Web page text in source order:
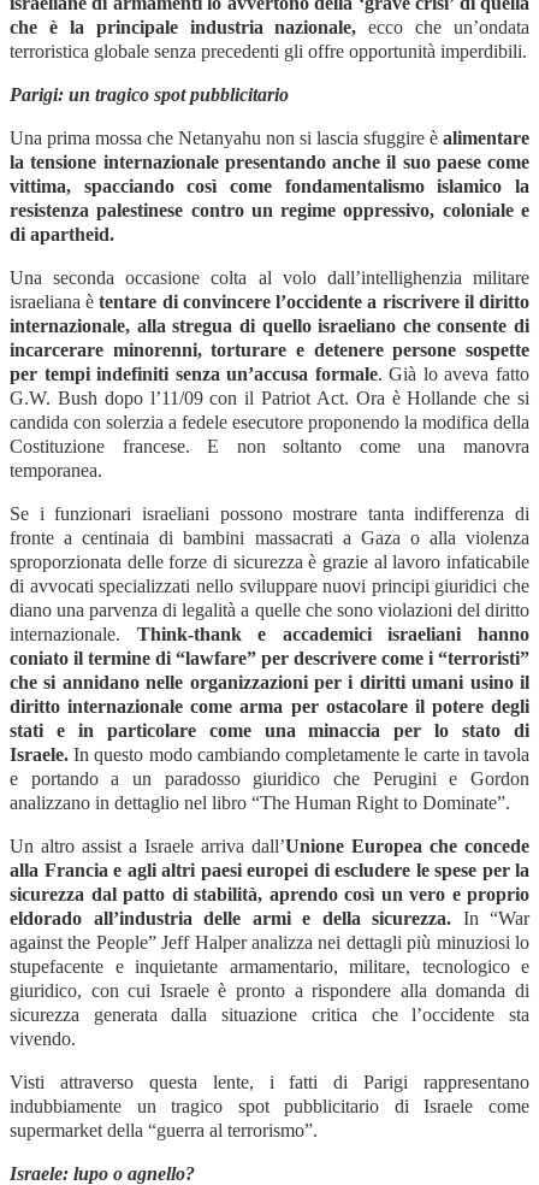
che è la principale industria nazionale,ecco che un’ondata
terroristica globale senza precedenti gli offre opportunità imperdibili.
Parigi: un tragico spot pubblicitario
Una prima mossa che Netanyahu non si lascia sfuggire è alimentare
la tensione internazionale presentando anche il suo paese come
vittima, spacciando così come fondamentalismo islamico la
resistenza palestinese contro un regime oppressivo, coloniale e
di apartheid.
Una seconda occasione colta al volo dall’intellighenzia militare
israeliana ètentare di convincere l’occidente a riscrivere il diritto
internazionale, alla stregua di quello israeliano che consente di
incarcerare minorenni, torturare e detenere persone sospette
per tempi indefiniti senza un’accusa formale. Già lo aveva fatto
G.W. Bush dopo l’11/09 con il Patriot Act. Ora è Hollande che si
candida con solerzia a fedele esecutore proponendo la modifica della
Costituzione francese. E non soltanto come una manovra
temporanea.
Se i funzionari israeliani possono mostrare tanta indifferenza di
fronte a centinaia di bambini massacrati a Gaza o alla violenza
sproporzionata delle forze di sicurezza è grazie al lavoro infaticabile
di avvocati specializzati nello sviluppare nuovi principi giuridici che
diano una parvenza di legalità a quelle che sono violazioni del diritto
internazionale. Think-thank e accademici israeliani hanno
coniato il termine di “lawfare” per descrivere come i “terroristi”
che si annidano nelle organizzazioni per i diritti umani usino il
diritto internazionale come arma per ostacolare il potere degli
stati e in particolare come una minaccia per lo stato di
Israele. In questo modo cambiando completamente le carte in tavola
e portando a un paradosso giuridico che Perugini e Gordon
analizzano in dettaglio nel libro “The Human Right to Dominate”.
Un altro assist a Israele arriva dall’Unione Europea che concede
alla Francia e agli altri paesi europei di escludere le spese per la
sicurezza dal patto di stabilità, aprendo così un vero e proprio
eldorado all’industria delle armi e della sicurezza. In “War
against the People” Jeff Halper analizza nei dettagli più minuziosi lo
stupefacente e inquietante armamentario, militare, tecnologico e
giuridico, con cui Israele è pronto a rispondere alla domanda di
sicurezza generata dalla situazione critica che l’occidente sta
vivendo.
Visti attraverso questa lente, i fatti di Parigi rappresentano
indubbiamente un tragico spot pubblicitario di Israele come
supermarket della “guerra al terrorismo”.
Israele: lupo o agnello?